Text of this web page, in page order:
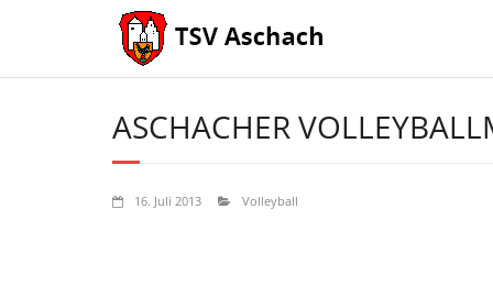
ASCHACHER
16. Juli 2013 Volleyball